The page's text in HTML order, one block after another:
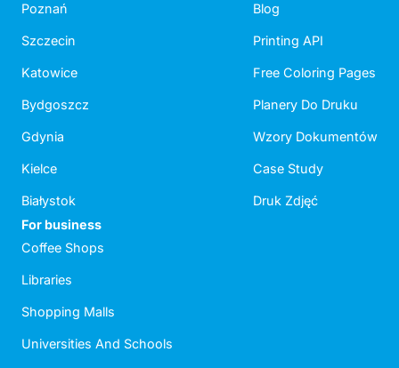
Poznań
Szczecin
Katowice
Bydgoszcz
Gdynia
Kielce
Białystok
Blog
Printing API
Free Coloring Pages
Planery Do Druku
Wzory Dokumentów
Case Study
Druk Zdjęć
For business
Coffee Shops
Libraries
Shopping Malls
Universities And Schools